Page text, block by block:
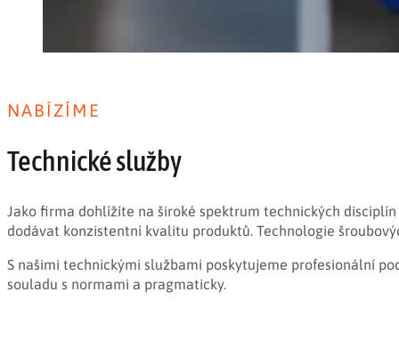
NABÍZÍME
Technické služby
Jako firma dohlížíte na široké spektrum technických
dodávat konzistentní kvalitu produktů. Technologie
S našimi technickými službami poskytujeme profesionální
souladu s normami a pragmaticky.